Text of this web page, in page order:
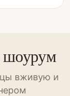
шоурум
вживую и